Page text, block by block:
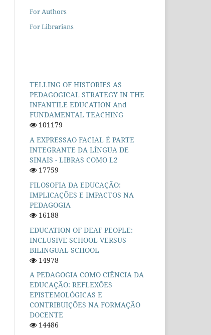
For Authors
For Librarians
TELLING OF HISTORIES AS
PEDAGOGICAL STRATEGY IN THE
INFANTILE EDUCATION And
FUNDAMENTAL TEACHING
101179
A EXPRESSAO FACIAL É PARTE
INTEGRANTE DA LÍNGUA DE
SINAIS - LIBRAS COMO L2
17759
FILOSOFIA DA EDUCAÇÃO:
IMPLICAÇÕES E IMPACTOS NA
PEDAGOGIA
16188
EDUCATION OF DEAF PEOPLE:
INCLUSIVE SCHOOL VERSUS
BILINGUAL SCHOOL
14978
A PEDAGOGIA COMO CIÊNCIA DA
EDUCAÇÃO: REFLEXÕES
EPISTEMOLÓGICAS E
CONTRIBUIÇÕES NA FORMAÇÃO
DOCENTE
14486